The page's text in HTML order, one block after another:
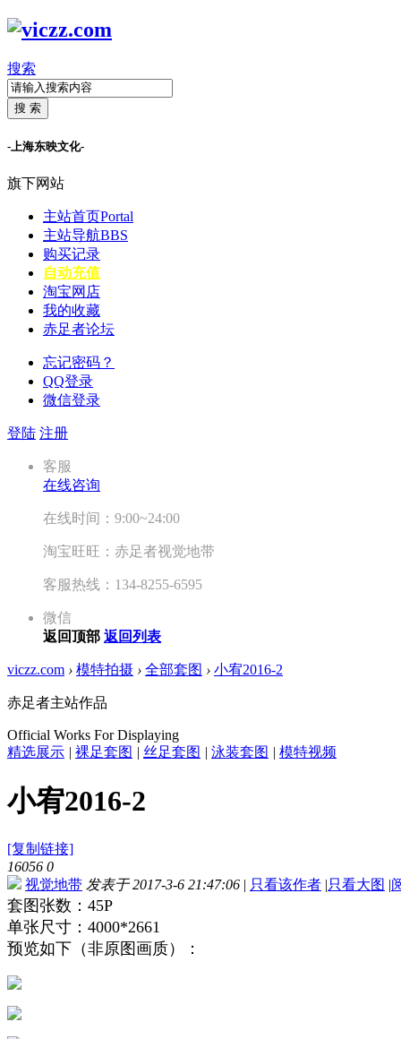
搜索
搜 索
-上海东映文化-
旗下网站
主站首页Portal
主站导航BBS
购买记录
自动充值
淘宝网店
我的收藏
赤足者论坛
忘记密码？
QQ登录
微信登录
登陆 注册
客服
在线咨询
在线时间：9:00~24:00
淘宝旺旺：赤足者视觉地带
客服热线：134-8255-6595
微信
返回顶部 返回列表
viczz.com › 模特拍摄 › 全部套图 › 小宥2016-2
赤足者主站作品
Official Works For Displaying
精选展示 | 裸足套图 | 丝足套图 | 泳装套图 | 模特视频
小宥2016-2
[复制链接]
16056 0
视觉地带 发表于 2017-3-6 21:47:06 | 只看该作者 |只看大图 |
套图张数：45P
单张尺寸：4000*2661
预览如下（非原图画质）：